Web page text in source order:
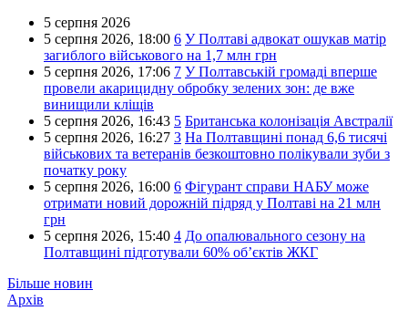
5 серпня 2026
5 серпня 2026, 18:00 6 У Полтаві адвокат ошукав матір
загиблого військового на 1,7 млн грн
5 серпня 2026, 17:06 7 У Полтавській громаді вперше
провели акарицидну обробку зелених зон: де вже
винищили кліщів
5 серпня 2026, 16:43 5 Британська колонізація Австралії
5 серпня 2026, 16:27 3 На Полтавщині понад 6,6 тисячі
військових та ветеранів безкоштовно полікували зуби з
початку року
5 серпня 2026, 16:00 6 Фігурант справи НАБУ може
отримати новий дорожній підряд у Полтаві на 21 млн
грн
5 серпня 2026, 15:40 4 До опалювального сезону на
Полтавщині підготували 60% об’єктів ЖКГ
Більше новин
Архів